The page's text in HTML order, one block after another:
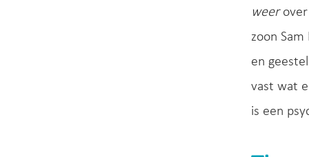
weerover
zoon
en
vast wat
is een